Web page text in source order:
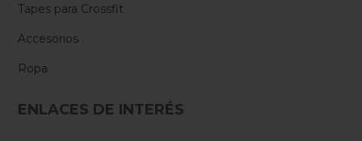
Tapes para Crossfit
Accesorios
Ropa
ENLACES DE INTERÉS